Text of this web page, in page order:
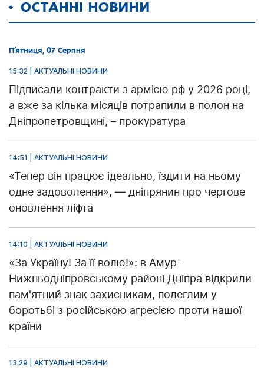
ОСТАННІ НОВИНИ
П’ятниця, 07 Серпня
15:32 | АКТУАЛЬНІ НОВИНИ
Підписали контракти з армією рф у 2026 році,
а вже за кілька місяців потрапили в полон на
Дніпропетровщині, – прокуратура
14:51 | АКТУАЛЬНІ НОВИНИ
«Тепер він працює ідеально, їздити на ньому
одне задоволення», — дніпрянин про чергове
оновлення ліфта
14:10 | АКТУАЛЬНІ НОВИНИ
«За Україну! За її волю!»: в Амур-
Нижньодніпровському районі Дніпра відкрили
пам'ятний знак захисникам, полеглим у
боротьбі з російською агресією проти нашої
країни
13:29 | АКТУАЛЬНІ НОВИНИ